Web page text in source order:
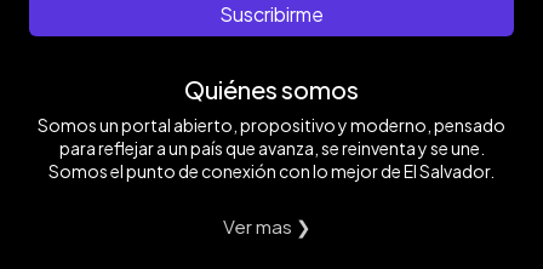
Suscribirme
Quiénes somos
Somos un portal abierto, propositivo y moderno, pensado
para reflejar a un país que avanza, se reinventa y se une.
Somos el punto de conexión con lo mejor de El Salvador.
Ver mas ❯